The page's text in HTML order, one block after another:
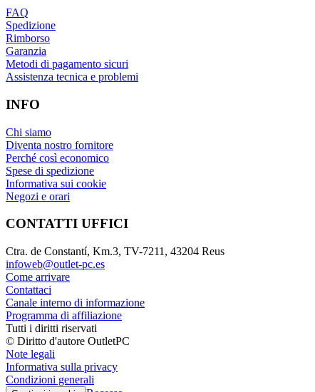
FAQ
Spedizione
Rimborso
Garanzia
Metodi di pagamento sicuri
Assistenza tecnica e problemi
INFO
Chi siamo
Diventa nostro fornitore
Perché così economico
Spese di spedizione
Informativa sui cookie
Negozi e orari
CONTATTI UFFICI
Ctra. de Constantí, Km.3, TV-7211, 43204 Reus
infoweb@outlet-pc.es
Come arrivare
Contattaci
Canale interno di informazione
Programma di affiliazione
Tutti i diritti riservati
© Diritto d'autore OutletPC
Note legali
Informativa sulla privacy
Condizioni generali